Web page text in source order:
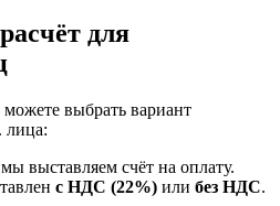
для
выбрать вариант
лица:
выставляем счёт на оплату.
с НДС (22%) или без НДС.